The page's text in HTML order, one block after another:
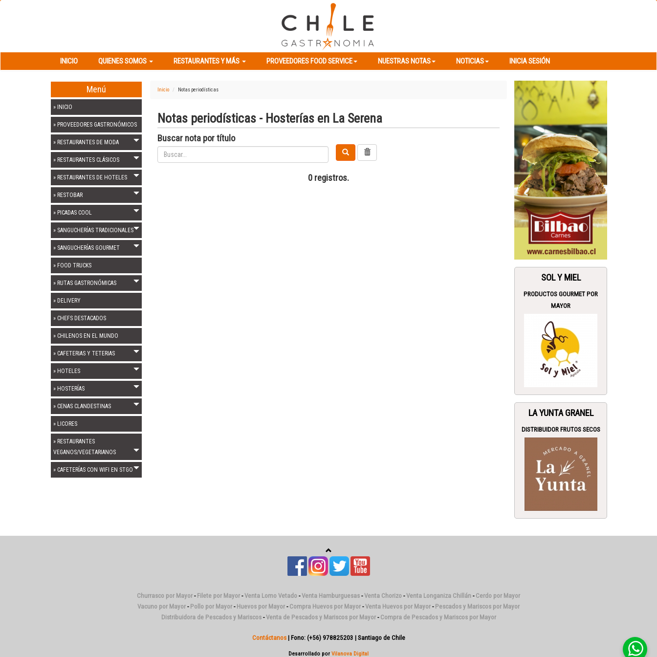
INICIO QUIENES SOMOS RESTAURANTES Y MÁS PROVEEDORES FOOD SERVICE NUESTRAS NOTAS NOTICIAS INICIA SESIÓN
PROVEEDORES FOOD SERVICE
Menú
» INICIO
» PROVEEDORES GASTRONÓMICOS
» RESTAURANTES DE MODA
» RESTAURANTES CLÁSICOS
» RESTAURANTES DE HOTELES
» RESTOBAR
» PICADAS COOL
» SANGUCHERÍAS TRADICIONALES
» SANGUCHERÍAS GOURMET
» FOOD TRUCKS
» RUTAS GASTRONÓMICAS
» DELIVERY
» CHEFS DESTACADOS
» CHILENOS EN EL MUNDO
» CAFETERIAS Y TETERIAS
» HOTELES
» HOSTERÍAS
» CENAS CLANDESTINAS
» LICORES
» RESTAURANTES
VEGANOS/VEGETARIANOS
» CAFETERÍAS CON WIFI EN STGO
Inicio Notas periodísticas
Notas periodísticas - Hosterías en La Serena
Buscar nota por título
0 registros.
SOL Y MIEL
PRODUCTOS GOURMET POR
MAYOR
LA YUNTA GRANEL
DISTRIBUIDOR FRUTOS SECOS
Churrasco por Mayor - Filete por Mayor -Venta Lomo Vetado -Venta Hamburguesas -Venta Chorizo -Venta Longaniza Chillán - Cerdo por Mayor
Vacuno por Mayor - Pollo por Mayor - Huevos por Mayor - Compra Huevos por Mayor -Venta Huevos por Mayor - Pescados y Mariscos por Mayor
Distribuidora de Pescados y Mariscos-Venta de Pescados y Mariscos por Mayor- Compra de Pescados y Mariscos por Mayor
Contáctanos| Fono: (+56) 978825203 | Santiago de Chile
Desarrollado por Vilanova Digital